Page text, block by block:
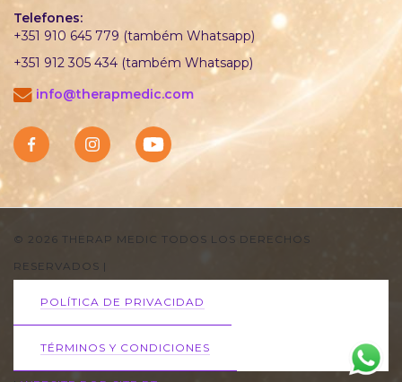
Telefones:
+351 910 645 779 (também Whatsapp)
+351 912 305 434 (também Whatsapp)
info@therapmedic.com
© 2026 THERAP MEDIC TODOS LOS DERECHOS
RESERVADOS |
POLÍTICA DE PRIVACIDAD
TÉRMINOS Y CONDICIONES